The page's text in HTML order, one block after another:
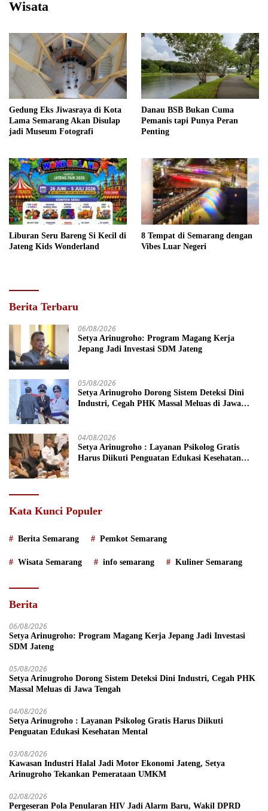
Wisata
Gedung Eks Jiwasraya di Kota
Lama Semarang Akan Disulap
jadi Museum Fotografi
Danau BSB Bukan Cuma
Pemanis tapi Punya Peran
Penting
Liburan Seru Bareng Si Kecil di
Jateng Kids Wonderland
8 Tempat di Semarang dengan
Vibes Luar Negeri
Berita Terbaru
06/08/2026
Setya Arinugroho: Program Magang Kerja
Jepang Jadi Investasi SDM Jateng
05/08/2026
Setya Arinugroho Dorong Sistem Deteksi Dini
Industri, Cegah PHK Massal Meluas di Jawa
04/08/2026
Setya Arinugroho : Layanan Psikolog Gratis
Harus Diikuti Penguatan Edukasi Kesehatan
Kata Kunci Populer
Berita Semarang Pemkot Semarang
Wisata Semarang info semarang Kuliner Semarang
Berita
06/08/2026
Setya Arinugroho: Program Magang Kerja Jepang Jadi Investasi
SDM Jateng
05/08/2026
Setya Arinugroho Dorong Sistem Deteksi Dini Industri, Cegah PHK
Massal Meluas di Jawa Tengah
04/08/2026
Setya Arinugroho : Layanan Psikolog Gratis Harus Diikuti
Penguatan Edukasi Kesehatan Mental
03/08/2026
Kawasan Industri Halal Jadi Motor Ekonomi Jateng, Setya
Arinugroho Tekankan Pemerataan UMKM
02/08/2026
Pergeseran Pola Penularan HIV Jadi Alarm Baru, Wakil DPRD